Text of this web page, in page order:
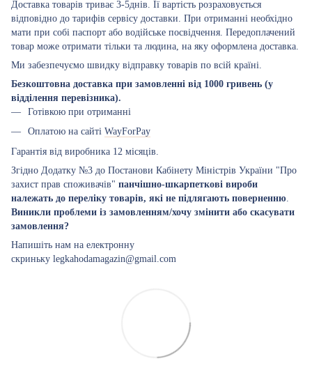
Доставка товарів триває 3-5днів. Її вартість розраховується
відповідно до тарифів сервісу доставки. При отриманні необхідно
мати при собі паспорт або водійське посвідчення. Передоплачений
товар може отримати тільки та людина, на яку оформлена доставка.
Ми забезпечуємо швидку відправку товарів по всій країні.
Безкоштовна доставка при замовленні від 1000 гривень (у
відділення перевізника).
Готівкою при отриманні
Оплатою на сайті WayForPay
Гарантія від виробника 12 місяців.
Згідно Додатку №3 до Постанови Кабінету Міністрів України "Про
захист прав споживачів" панчішно-шкарпеткові вироби
належать до переліку товарів, які не підлягають поверненню
Виникли проблеми із замовленням/хочу змінити або скасувати
замовлення?
Напишіть нам на електронну
скриньку legkahodamagazin@gmail.com